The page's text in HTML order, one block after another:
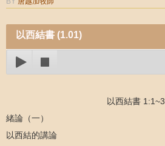
以西結書 (1.01)
以西結書 1:1~3
緒論（一）
以西結的講論